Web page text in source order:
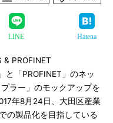
LINE Hatena
PROFINET
「PROFINET」のネッ
ラー」のモックアップを
年8月24日、大田区産業
の製品化を目指している